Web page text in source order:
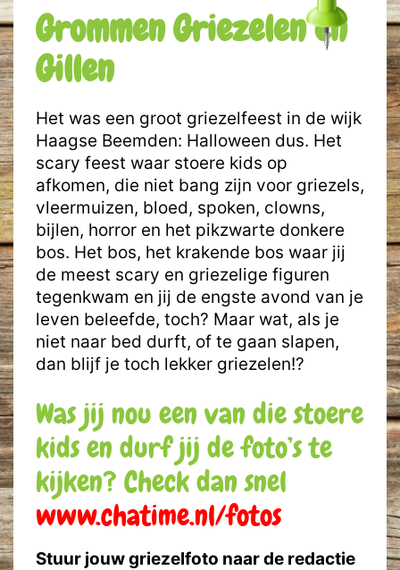
Grommen Griezelen en
Gillen
Het was een groot griezelfeest in de wijk
Haagse Beemden: Halloween dus. Het
scary feest waar stoere kids op
afkomen, die niet bang zijn voor griezels,
vleermuizen, bloed, spoken, clowns,
bijlen, horror en het pikzwarte donkere
bos. Het bos, het krakende bos waar jij
de meest scary en griezelige figuren
tegenkwam en jij de engste avond van je
leven beleefde, toch? Maar wat, als je
niet naar bed durft, of te gaan slapen,
dan blijf je toch lekker griezelen!?
Was jij nou een van die stoere
kids en durf jij de foto’s te
kijken? Check dan snel
www.chatime.nl/fotos
Stuur jouw griezelfoto naar de redactie